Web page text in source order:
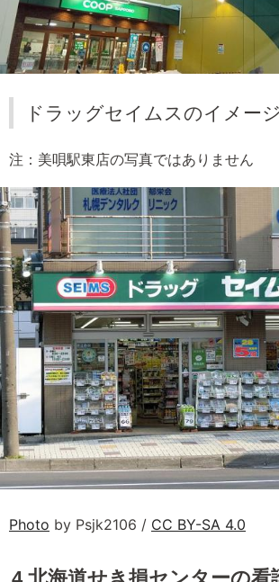
ドラッグセイムスのイメージ
注：美唄駅東店の写真ではありません
Photo by Psjk2106 / CC BY-SA 4.0